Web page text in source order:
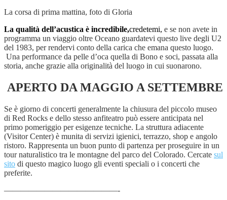
La corsa di prima mattina, foto di Gloria
La qualità dell’acustica è incredibile,credetemi, e se non avete in
programma un viaggio oltre Oceano guardatevi questo live degli U2
del 1983, per rendervi conto della carica che emana questo luogo.
Una performance da pelle d’oca quella di Bono e soci, passata alla
storia, anche grazie alla originalità del luogo in cui suonarono.
APERTO DA MAGGIO A SETTEMBRE
Se è giorno di concerti generalmente la chiusura del piccolo museo
di Red Rocks e dello stesso anfiteatro può essere anticipata nel
primo pomeriggio per esigenze tecniche. La struttura adiacente
(Visitor Center) è munita di servizi igienici, terrazzo, shop e angolo
ristoro. Rappresenta un buon punto di partenza per proseguire in un
tour naturalistico tra le montagne del parco del Colorado. Cercate sul
sito di questo magico luogo gli eventi speciali o i concerti che
preferite.
——————————————-